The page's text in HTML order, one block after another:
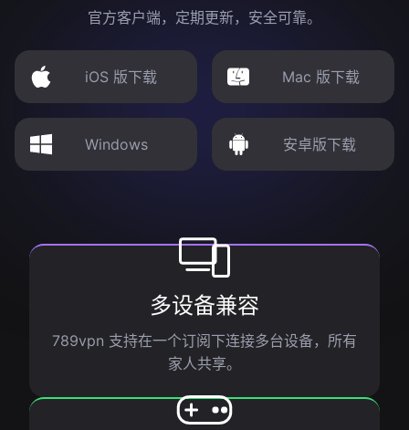
官方客户端，定期更新，安全可靠。
iOS 版下载 Mac 版下载
Windows 安卓版下载
多设备兼容
789vpn 支持在一个订阅下连接多台设备，所有
家人共享。